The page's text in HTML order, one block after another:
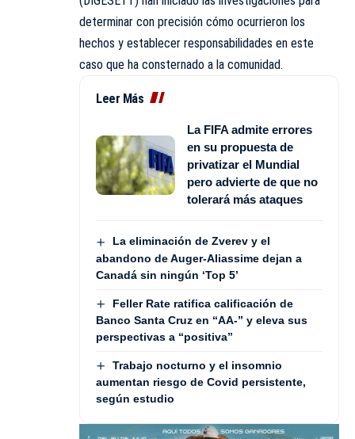
determinar con precisión cómo ocurrieron los
hechos y establecer responsabilidades en este
caso que ha consternado a la comunidad.
Leer Más
La FIFA admite errores
en su propuesta de
privatizar el Mundial
pero advierte de que no
tolerará más ataques
La eliminación de Zverev y el
abandono de Auger-Aliassime dejan a
Canadá sin ningún ‘Top 5’
Feller Rate ratifica calificación de
Banco Santa Cruz en “AA-” y eleva sus
perspectivas a “positiva”
Trabajo nocturno y el insomnio
aumentan riesgo de Covid persistente,
según estudio